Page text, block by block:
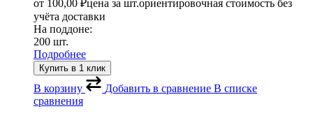
от 100,00 ₽цена за шт.ориентировочная стоимость без
учёта доставки
На поддоне:
200 шт.
Подробнее
Купить в 1 клик
В корзину Добавить в сравнение В списке
сравнения